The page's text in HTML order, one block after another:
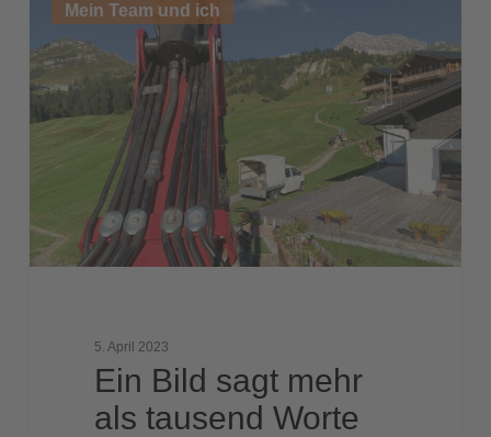
Bild
sagt
mehr
als
Mein Team und ich
5. April 2023
Ein Bild sagt mehr
als tausend Worte